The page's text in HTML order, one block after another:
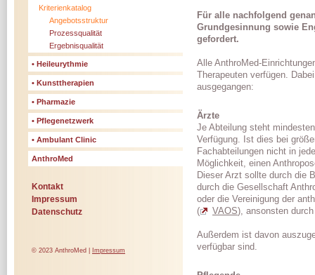
Kriterienkatalog
Angebotsstruktur
Prozessqualität
Ergebnisqualität
• Heileurythmie
• Kunsttherapien
• Pharmazie
• Pflegenetzwerk
• Ambulant Clinic
AnthroMed
Kontakt
Impressum
Datenschutz
© 2023 AnthroMed | Impressum
Für alle nachfolgend
Grundgesinnung sowie
gefordert.
Alle AnthroMed-
Therapeuten verfügen.
ausgegangen:
Ärzte
Je Abteilung steht
Verfügung. Ist dies bei
Fachabteilungen nicht in
Möglichkeit, einen
Dieser Arzt sollte durch die
durch die Gesellschaft
oder die Vereinigung der
(
VAOS), ansonsten
Außerdem ist davon
verfügbar sind.